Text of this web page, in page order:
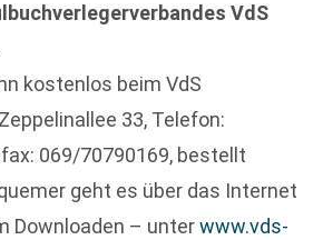
VdS
kostenlos beim VdS
33, Telefon:
069/70790169, bestellt
geht es über das Internet
Downloaden – unterwww.vds-